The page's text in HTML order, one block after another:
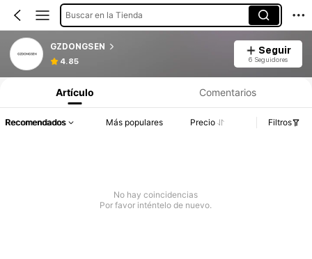
Buscar en la Tienda
GZDONGSEN
4.85
Seguir
6 Seguidores
Artículo Comentarios
Recomendados Más populares Precio Filtros
No hay coincidencias
Por favor inténtelo de nuevo.